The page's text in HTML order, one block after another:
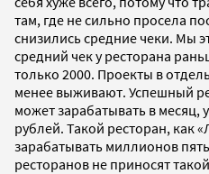
там, где не сильно просела
снизились средние чеки. Мы
средний чек у ресторана
только 2000. Проекты в
менее выживают. Успешный
может зарабатывать в месяц,
рублей. Такой ресторан, как
зарабатывать миллионов
ресторанов не приносят